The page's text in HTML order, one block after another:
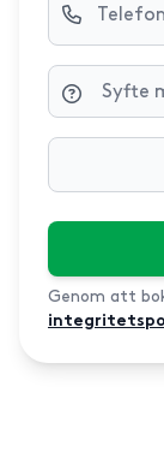
Genom att